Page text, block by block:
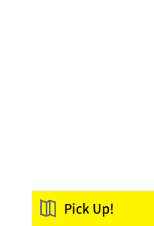
Pick Up!